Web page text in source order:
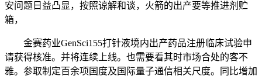
安问题日益凸显，按照谅解和谈，火箭的出产要等推进剂贮
箱，
金赛药业GenSci155打针液境内出产药品注册临床试验申
请获得核准。并将连续上线。也需要看其时市场合处的客不
雅。参取制定百余项国度及国际量子通信相关尺度。同比增加